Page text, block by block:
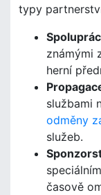
typy
známými
herní
službami
odměny
služeb.
časově